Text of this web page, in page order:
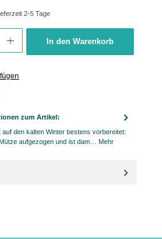
2-5 Tage
In den Warenkorb
zum Artikel:
auf den kalten Winter bestens vorbereitet:
aufgezogen und ist dam… Mehr